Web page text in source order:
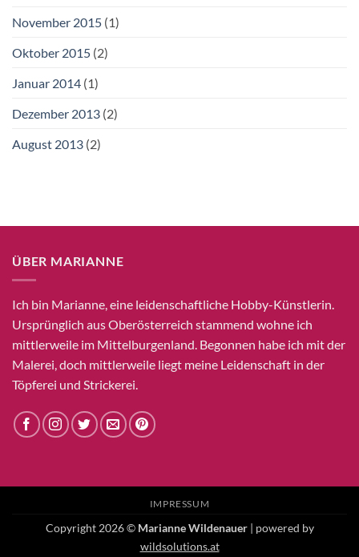
November 2015 (1)
Oktober 2015 (2)
Januar 2014 (1)
Dezember 2013 (2)
August 2013 (2)
ÜBER MARIANNE
Ich bin Marianne, eine leidenschaftliche Hobby-Künstlerin.
Ursprünglich aus Oberösterreich stammend wohne ich
mittlerweile im Mittelburgenland. Begonnen habe ich mit der
Malerei, doch mittlerweile liegt meine Leidenschaft in der
Töpferei und Strickerei.
IMPRESSUM
Copyright 2026 © Marianne Wildenauer| powered by
wildsolutions.at